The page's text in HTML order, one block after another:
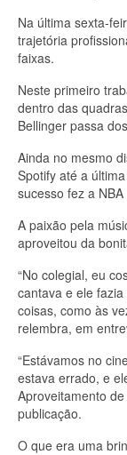
Na última sexta-
trajetória
faixas.
Neste primeiro
dentro das
Bellinger passa
Ainda no mesmo
Spotify até a
sucesso fez a
A paixão pela
aproveitou da
“No colegial, eu
cantava e ele
coisas, como às
relembra, em
“Estávamos no
estava errado, e
Aproveitamento
publicação.
O que era uma